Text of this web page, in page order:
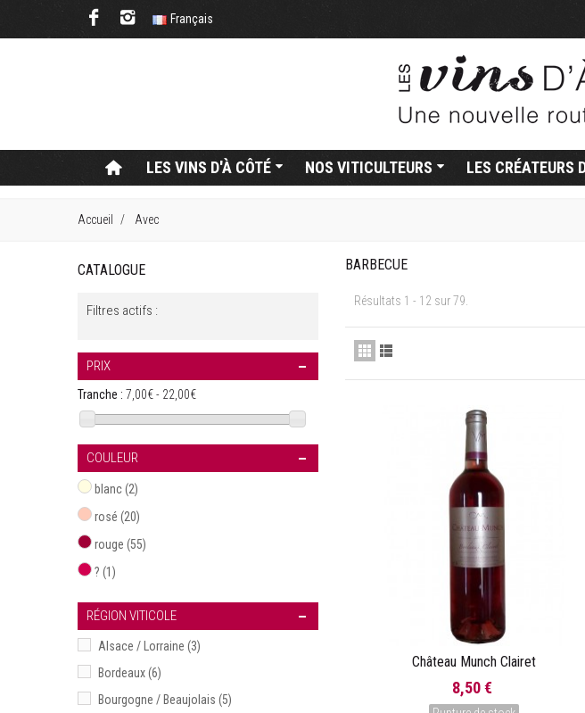
Français
LES VINS D'À CÔTÉ NOS VITICULTEURS LES CRÉATEURS
Accueil Avec
CATALOGUE
Filtres actifs :
PRIX
Tranche : 7,00€ - 22,00€
COULEUR
blanc(2)
rosé (20)
rouge (55)
? (1)
RÉGION VITICOLE
Alsace / Lorraine (3)
Bordeaux(6)
Bourgogne / Beaujolais (5)
BARBECUE
Résultats 1 - 12 sur 79.
Voir
Château Munch Clairet
8,50 €